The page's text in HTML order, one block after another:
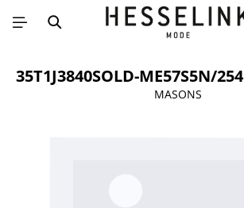
Ga naar de hoofdinhoud
35T1J3840SOLD-ME57S5N/254
MASONS